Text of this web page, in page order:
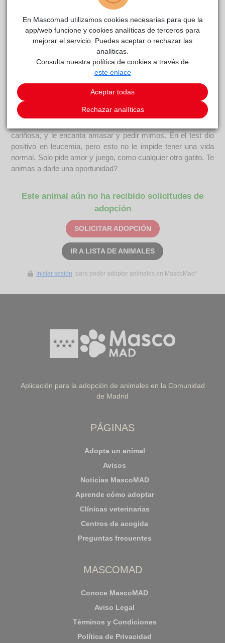
Neizareside actualmente en el centro de acogida
Curiosidades
RIVANIMAL Asociación Protectora de Animales sin ánimo de
lucro, está cuidando a NEIZA, una gatita que apareció en la
cariñosa, y le encanta amasar y pedir mimos. En el test dio
positivo en leucemia, pero esto no le impide tener una vida
normal. Solo pide amor y juego, como cualquier otro gatito. Te
animas a darle una oportunidad?
Este animal aún no ha recibido solicitudes de
adopción
SOLICITAR ADOPCIÓN
IR A LISTA DE ANIMALES
Iniciar sesión para poder adoptar animales en MascoMad*
Aplicación para la adopción de animales en la Comunidad
de Madrid
PÁGINAS
Adopta un animal
Avisos
Noticias MascoMAD
Aprende cómo adoptar
Clínicas veterinarias
Centros de acogida
Preguntas frecuentes
MASCOMAD
Conoce MascoMAD
Aviso Legal
Términos y Condiciones
Política de Privacidad
En Mascomad utilizamos cookies necesarias para que la
app/web funcione y cookies analíticas de terceros para
mejorar el servicio. Puedes aceptar o rechazar las
analíticas.
Consulta nuestra política de cookies a través de
este enlace
Aceptar todas
Rechazar analíticas